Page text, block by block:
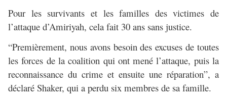
Pour les survivants et les familles des victimes de
l’attaque d’Amiriyah, cela fait 30 ans sans justice.
“Premièrement, nous avons besoin des excuses de toutes
les forces de la coalition qui ont mené l’attaque, puis la
reconnaissance du crime et ensuite une réparation”, a
déclaré Shaker, qui a perdu six membres de sa famille.